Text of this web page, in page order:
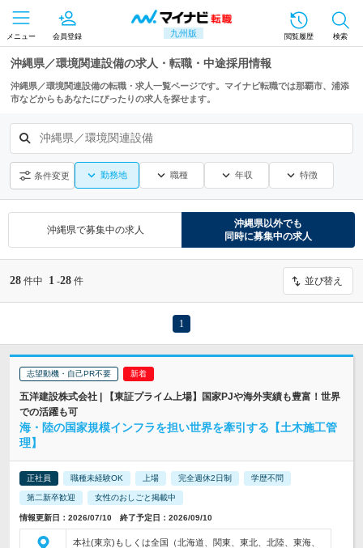
九州版
メニュー 会員登録 閲覧履歴 検索
沖縄県／環境関連設備の求人・転職・中途採用情報
沖縄県／環境関連設備の転職・求人一覧ページです。マイナビ転職では那覇市、浦添
市などからもあなたにぴったりの求人を探せます。
沖縄県／環境関連設備
条件変更 勤務地 職種 年収 特徴
沖縄県で募集中の求人
沖縄県以外でも
同時に募集中の求人
28 件中 1 -28 件 並び替え
1
志望動機・自己PR不要
五洋建設株式会社 | 【東証プライム上場】国家PJや海外実績も豊富！世界
での活躍も可
海・陸の国家規模インフラを担い世界を牽引する【土木施工管
理】
正社員 職種未経験OK 上場 完全週休2日制 学歴不問
第二新卒歓迎 女性のおしごと掲載中
情報更新日：2026/07/10 終了予定日：2026/09/10
本社(東京)もしくは全国（北海道、関東、東北、北陸、東海、